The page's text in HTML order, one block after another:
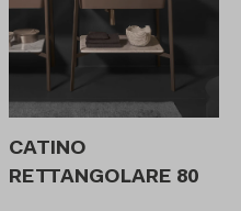
CATINO
RETTANGOLARE 80